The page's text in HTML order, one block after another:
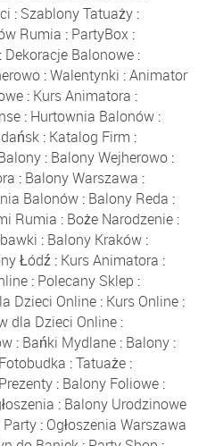
: Szablony Tatuaży :
Rumia : PartyBox:
: Dekoracje Balonowe :
:Walentynki :Animator
: Kurs Animatora :
: Hurtownia Balonów :
: Katalog Firm :
: Balony Wejherowo:
: Balony Warszawa :
Balonów : Balony Reda :
Rumia : Boże Narodzenie:
: Balony Kraków :
Łódź : Kurs Animatora :
: Polecany Sklep :
Dzieci Online: Kurs Online:
dla Dzieci Online :
: Bańki Mydlane : Balony :
Fotobudka :Tatuaże:
Prezenty : Balony Foliowe :
: Balony Urodzinowe
Party : Ogłoszenia Warszawa